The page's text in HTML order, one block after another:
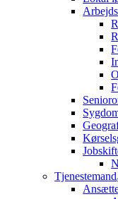
Tjenestemand